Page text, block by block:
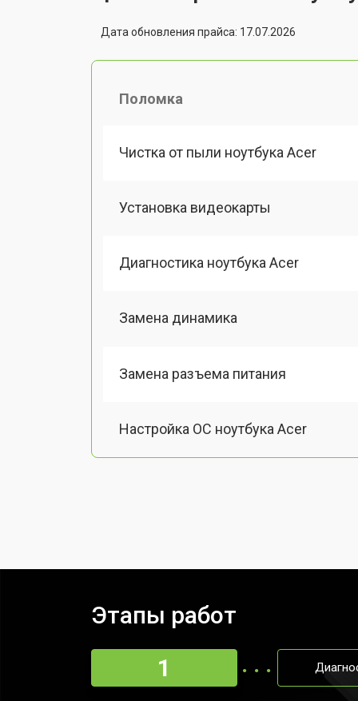
Дата обновления прайса: 17.07.2026
Поломка
Чистка от пыли ноутбука Acer
Установка видеокарты
Диагностика ноутбука Acer
Замена динамика
Замена разъема питания
Настройка ОС ноутбука Acer
Установка драйверов Windows
Этапы работ
1